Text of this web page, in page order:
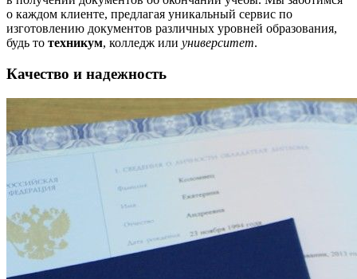
о каждом клиенте, предлагая уникальный сервис по
изготовлению документов различных уровней образования,
будь то техникум, колледж или университет.
Качество и надежность